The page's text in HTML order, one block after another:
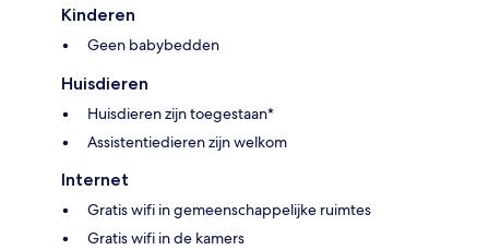
Kinderen
Geen babybedden
Huisdieren
Huisdieren zijn toegestaan*
Assistentiedieren zijn welkom
Internet
Gratis wifi in gemeenschappelijke ruimtes
Gratis wifi in de kamers